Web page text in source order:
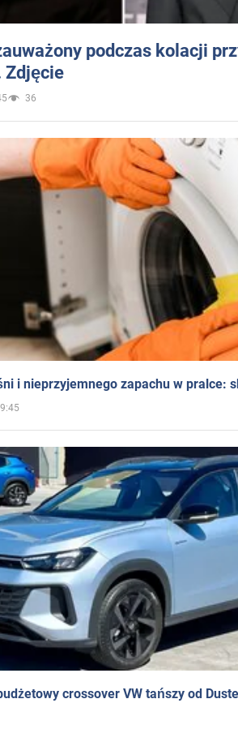
podczas kolacji
Zdjęcie
36
i nieprzyjemnego zapachu w pralce:
crossover VW tańszy od